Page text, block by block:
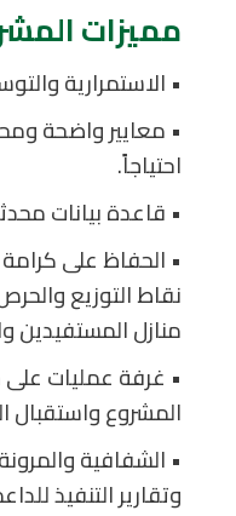
مميزات
• الاستمرارية
• معايير واضحة
احتياجاً.
• قاعدة بيانات
• الحفاظ على
نقاط التوزيع
منازل المستفيدين
• غرفة عمليات على
المشروع واستقبال
• الشفافية
وتقارير التنفيذ